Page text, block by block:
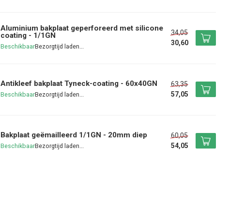
Aluminium bakplaat geperforeerd met silicone
coating - 1/1GN
Beschikbaar
34,05
30,60
Antikleef bakplaat Tyneck-coating - 60x40GN
Beschikbaar
63,35
57,05
Bakplaat geëmailleerd 1/1GN - 20mm diep
Beschikbaar
60,05
54,05